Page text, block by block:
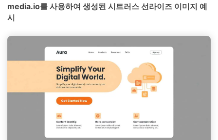
media.io를 사용하여 생성된 시트러스 선라이즈 이미지 예
시